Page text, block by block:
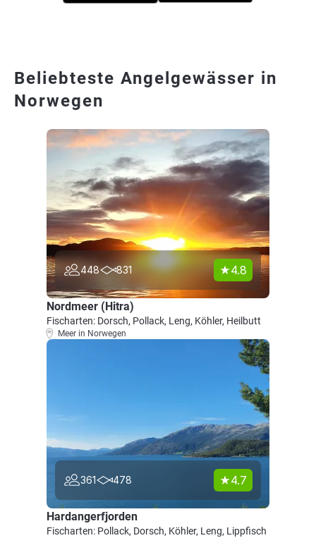
Beliebteste Angelgewässer in
Norwegen
448 831 4.8
Nordmeer (Hitra)
Fischarten: Dorsch, Pollack, Leng, Köhler, Heilbutt
Meer in Norwegen
361 478 4.7
Hardangerfjorden
Fischarten: Pollack, Dorsch, Köhler, Leng, Lippfisch